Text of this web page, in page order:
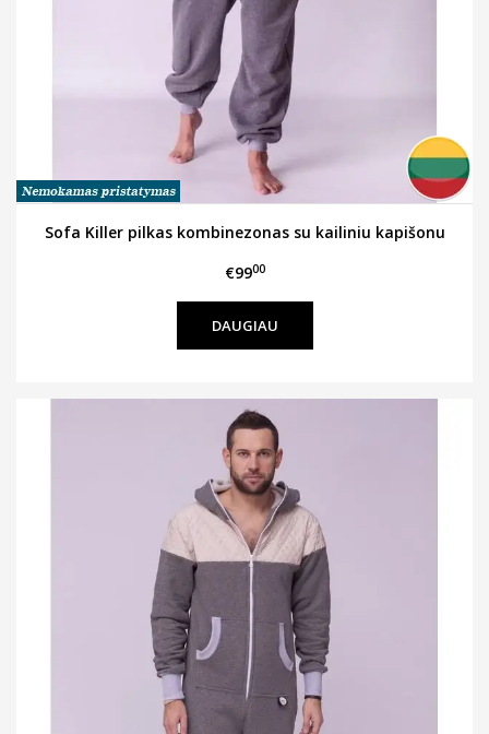
Sofa Killer pilkas kombinezonas su kailiniu kapišonu
€9900
DAUGIAU